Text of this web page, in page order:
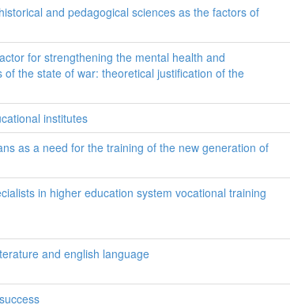
and pedagogical sciences as the factors of
for strengthening the mental health and
the state of war: theoretical justification of the
institutes
as a need for the training of the new generation of
in higher education system vocational training
and english language